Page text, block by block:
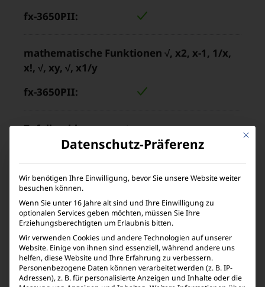
mathematische Funktionen √, x2, x-1, 1/x,
x!, √, xy, √, x1/y
Zufallszahlengenerator
Umrechnungen zw. >DEG/>RAD/>GRAD
Koordinaten-Umwandlung Pol ÷ Rec
Mit
Datenschutz-Präferenz
Wir benötigen Ihre Einwilligung, bevor Sie unsere Website weiter
besuchen können.
Wenn Sie unter 16 Jahre alt sind und Ihre Einwilligung zu
optionalen Services geben möchten, müssen Sie Ihre
Erziehungsberechtigten um Erlaubnis bitten.
Wir verwenden Cookies und andere Technologien auf unserer
Website. Einige von ihnen sind essenziell, während andere uns
helfen, diese Website und Ihre Erfahrung zu verbessern.
Personenbezogene Daten können verarbeitet werden (z. B. IP-
Adressen), z. B. für personalisierte Anzeigen und Inhalte oder die